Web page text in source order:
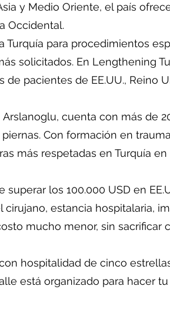
y Medio Oriente, el país
Occidental.
Turquía para procedimientos
solicitados. En Lengthening
pacientes de EE.UU., Reino
cuenta con más de
Con formación en
más respetadas en Turquía
los 100.000 USD en
estancia hospitalaria,
mucho menor, sin sacrificar
hospitalidad de cinco
está organizado para hacer